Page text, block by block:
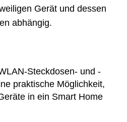
Gerät und dessen
abhängig.
Steckdosen- und -
praktische Möglichkeit,
in ein Smart Home